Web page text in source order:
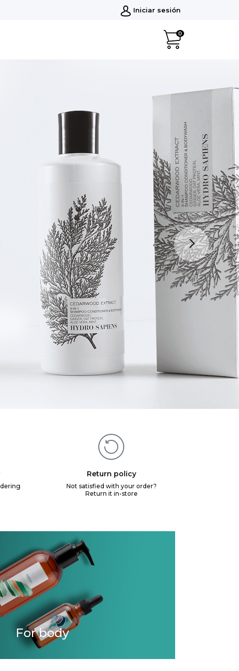
Iniciar sesión
0
Return policy
Not satisfied with your order?
Return it in-store
For body